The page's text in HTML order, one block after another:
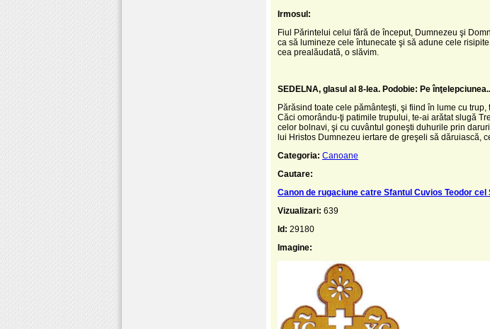
Irmosul:
Fiul Părintelui celui fără de început, Dumnezeu şi
ca să lumineze cele întunecate şi să adune cele
cea prealăudată, o slăvim.
SEDELNA, glasul al 8-lea. Podobie: Pe
Părăsind toate cele pământeşti, şi fiind în lume cu
Căci omorându-ţi patimile trupului, te-ai arătat slugă
celor bolnavi, şi cu cuvântul goneşti duhurile prin
lui Hristos Dumnezeu iertare de greşeli să dăruiască,
Categoria: Canoane
Cautare:
Canon de rugaciune catre Sfantul Cuvios Teodor cel
Vizualizari: 639
Id: 29180
Imagine: